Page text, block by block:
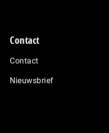
Contact
Contact
Nieuwsbrief